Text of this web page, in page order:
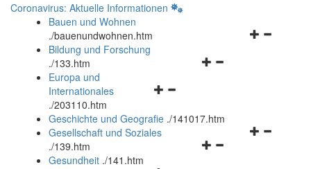
Coronavirus: Aktuelle Informationen
Bauen und Wohnen
./bauenundwohnen.htm
Navigationsmenü
Bildung und Forschung
./133.htm
Navigationsmenü
und
schließen
Europa und
Internationales
./203110.htm
Geschichte und Geografie ./141017.htm
Navigationsmenü
Gesellschaft und Soziales
./139.htm
Gesundheit ./141.htm